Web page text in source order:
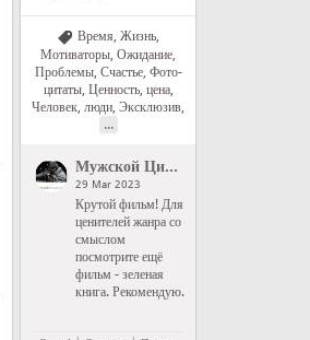
Время, Жизнь,
Мотиваторы Ожидание
Проблемы, Счастье, Фото-
цитаты, Ценность, цена,
Человек, люди Эксклюзив
...
Мужской Цитатник Рунета
29 Mar 2023
Крутой фильм! Для
ценителей жанра со
смыслом
посмотрите ещё
фильм - зеленая
книга. Рекомендую.